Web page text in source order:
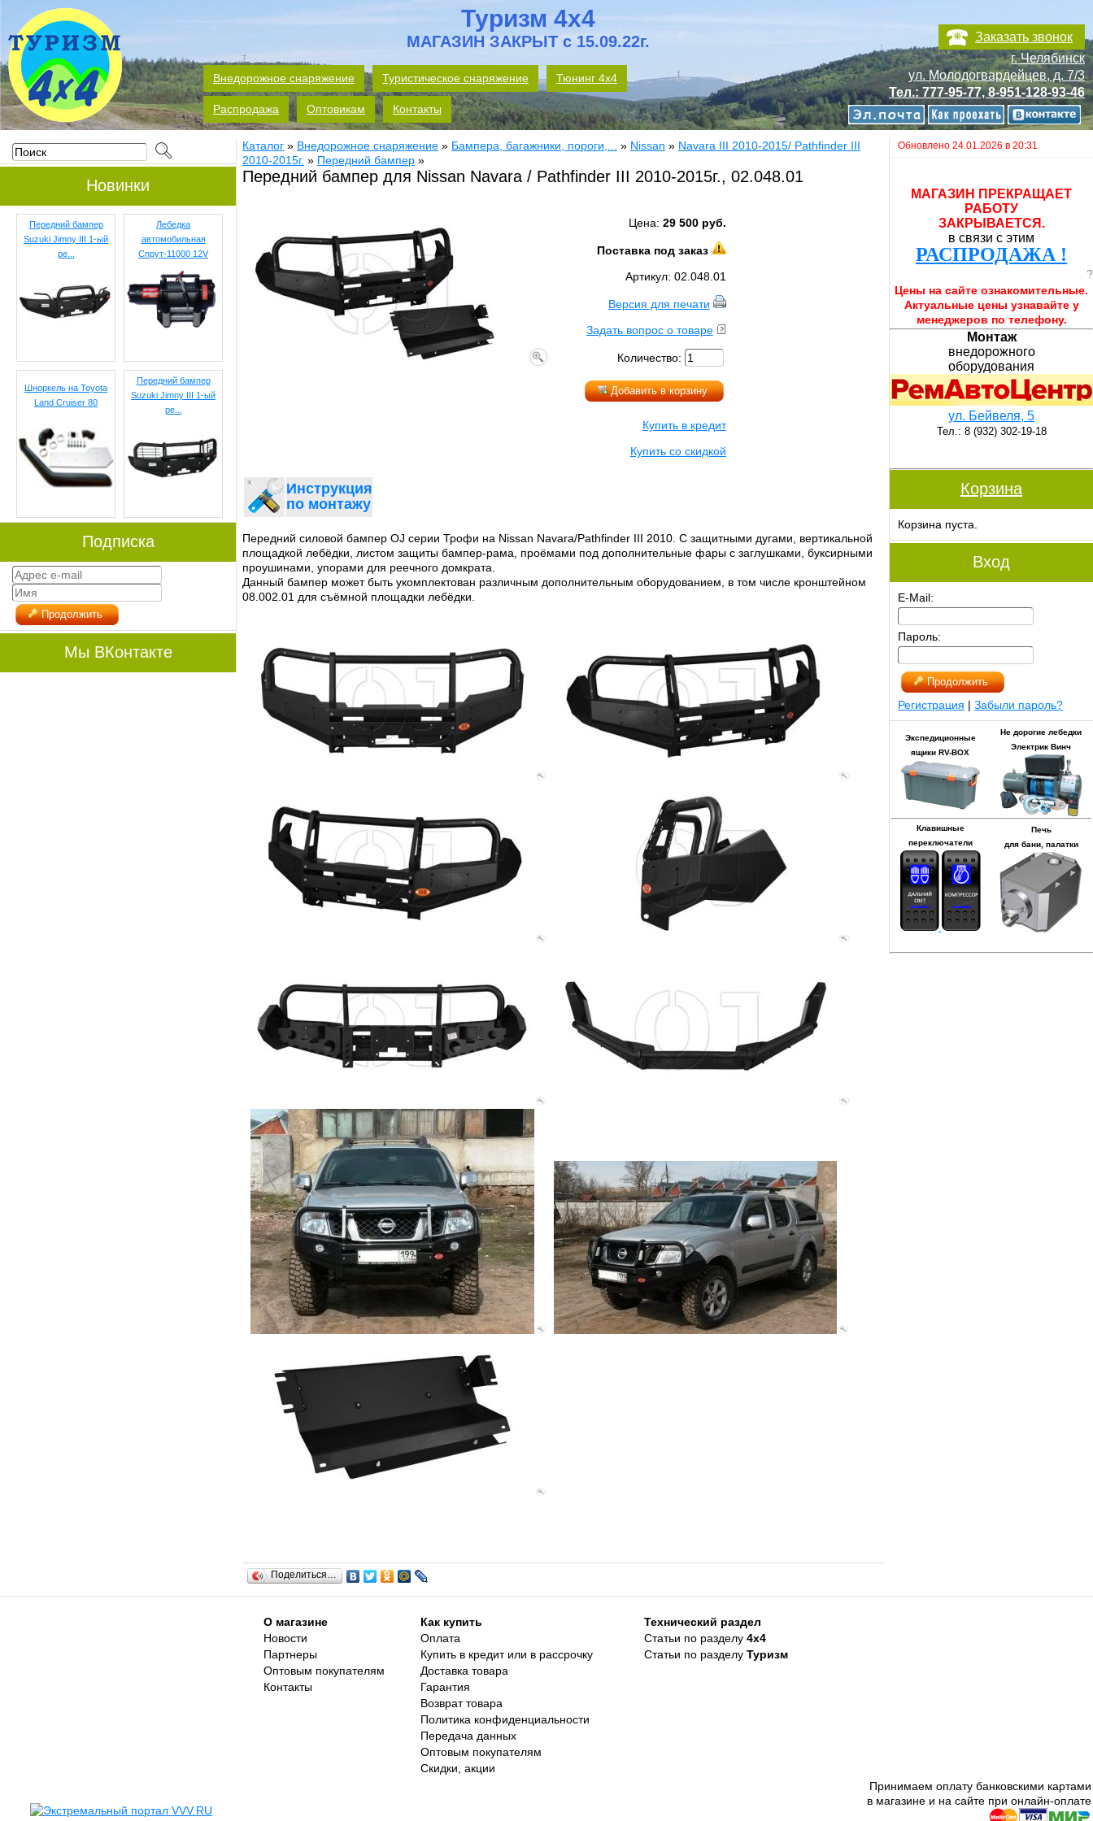
Туризм 4x4
МАГАЗИН ЗАКРЫТ с 15.09.22г.
Заказать звонок
г. Челябинск
ул. Молодогвардейцев, д. 7/3
Тел.: 777-95-77, 8-951-128-93-46
Внедорожное снаряжение Туристическое снаряжение Тюнинг 4х4
Распродажа Оптовикам Контакты
Новинки
Передний бампер
Suzuki Jimny III 1-ый
ре...
Лебедка
автомобильная
Спрут-11000 12V
Шноркель на Toyota
Land Cruiser 80
Передний бампер
Suzuki Jimny III 1-ый
ре...
Подписка
Продолжить
Мы ВКонтакте
Обновлено 24.01.2026 в 20:31
МАГАЗИН ПРЕКРАЩАЕТ
РАБОТУ
ЗАКРЫВАЕТСЯ.
в связи с этим
РАСПРОДАЖА !
?
Цены на сайте ознакомительные.
Актуальные цены узнавайте у
менеджеров по телефону.
Монтаж
внедорожного
оборудования
ул. Бейвеля, 5
Тел.: 8 (932) 302-19-18
Корзина
Корзина пуста.
Вход
E-Mail:
Пароль:
Продолжить
Регистрация | Забыли пароль?
Экспедиционные
ящики RV-BOX
Не дорогие лебедки
Электрик Винч
Клавишные
переключатели
Печь
для бани, палатки
Каталог » Внедорожное снаряжение » Бампера, багажники, пороги,... » Nissan » Navara III 2010-2015/ Pathfinder III
2010-2015г. » Передний бампер »
Передний бампер для Nissan Navara / Pathfinder III 2010-2015г., 02.048.01
Цена: 29 500 руб.
Поставка под заказ
Артикул: 02.048.01
Версия для печати
Задать вопрос о товаре
Количество:
Добавить в корзину
Купить в кредит
Купить со скидкой
Инструкция
по монтажу
Передний силовой бампер OJ серии Трофи на Nissan Navara/Pathfinder III 2010. С защитными дугами, вертикальной
площадкой лебёдки, листом защиты бампер-рама, проёмами под дополнительные фары с заглушками, буксирными
проушинами, упорами для реечного домкрата.
Данный бампер может быть укомплектован различным дополнительным оборудованием, в том числе кронштейном
08.002.01 для съёмной площадки лебёдки.
Поделиться…
О магазине Как купить
Технический раздел
Новости
Оплата Статьи по разделу 4х4
Партнеры
Купить в кредит или в рассрочку Статьи по разделу Туризм
Оптовым покупателям
Доставка товара
Контакты
Гарантия
Возврат товара
Политика конфиденциальности
Передача данных
Оптовым покупателям
Скидки, акции
Принимаем оплату банковскими картами
в магазине и на сайте при онлайн-оплате